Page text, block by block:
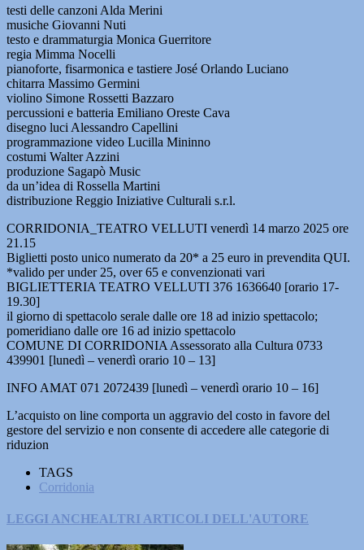
testi delle canzoni Alda Merini
musiche Giovanni Nuti
testo e drammaturgia Monica Guerritore
regia Mimma Nocelli
pianoforte, fisarmonica e tastiere José Orlando Luciano
chitarra Massimo Germini
violino Simone Rossetti Bazzaro
percussioni e batteria Emiliano Oreste Cava
disegno luci Alessandro Capellini
programmazione video Lucilla Mininno
costumi Walter Azzini
produzione Sagapò Music
da un’idea di Rossella Martini
distribuzione Reggio Iniziative Culturali s.r.l.
CORRIDONIA_TEATRO VELLUTI venerdì 14 marzo 2025 ore
21.15
Biglietti posto unico numerato da 20* a 25 euro in prevendita QUI.
*valido per under 25, over 65 e convenzionati vari
BIGLIETTERIA TEATRO VELLUTI 376 1636640 [orario 17-
19.30]
il giorno di spettacolo serale dalle ore 18 ad inizio spettacolo;
pomeridiano dalle ore 16 ad inizio spettacolo
COMUNE DI CORRIDONIA Assessorato alla Cultura 0733
439901 [lunedì – venerdì orario 10 – 13]
INFO AMAT 071 2072439 [lunedì – venerdì orario 10 – 16]
L’acquisto on line comporta un aggravio del costo in favore del
gestore del servizio e non consente di accedere alle categorie di
riduzion
TAGS
Corridonia
LEGGI ANCHEALTRI ARTICOLI DELL'AUTORE